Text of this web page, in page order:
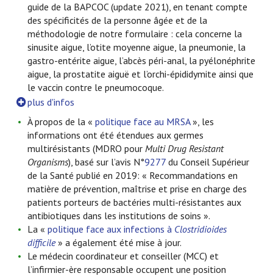
guide de la BAPCOC (update 2021), en tenant compte
des spécificités de la personne âgée et de la
méthodologie de notre formulaire : cela concerne la
sinusite aigue, l’otite moyenne aigue, la pneumonie, la
gastro-entérite aigue, l’abcès péri-anal, la pyélonéphrite
aigue, la prostatite aiguë et l’orchi-épididymite ainsi que
le vaccin contre le pneumocoque.
plus d'infos
À propos de la « politique face au MRSA», les
informations ont été étendues aux germes
multirésistants (MDRO pour Multi Drug Resistant
Organisms), basé sur l’avis N°9277 du Conseil Supérieur
de la Santé publié en 2019: « Recommandations en
matière de prévention, maîtrise et prise en charge des
patients porteurs de bactéries multi-résistantes aux
antibiotiques dans les institutions de soins ».
La « politique face aux infections à Clostridioides
difficile» a également été mise à jour.
Le médecin coordinateur et conseiller (MCC) et
l’infirmier-ère responsable occupent une position